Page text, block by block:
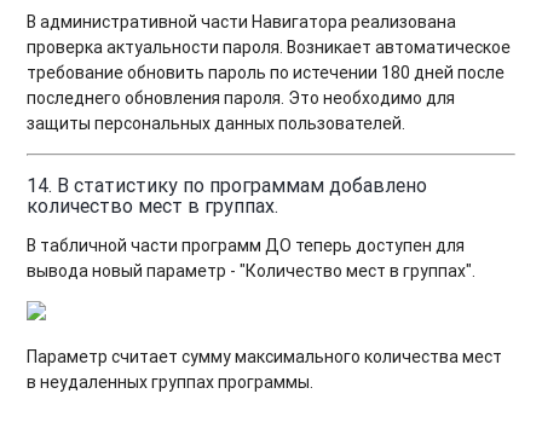
В административной части Навигатора реализована
проверка актуальности пароля. Возникает автоматическое
требование обновить пароль по истечении 180 дней после
последнего обновления пароля. Это необходимо для
защиты персональных данных пользователей.
14. В статистику по программам добавлено
количество мест в группах.
В табличной части программ ДО теперь доступен для
вывода новый параметр - "Количество мест в группах".
Параметр считает сумму максимального количества мест
в неудаленных группах программы.